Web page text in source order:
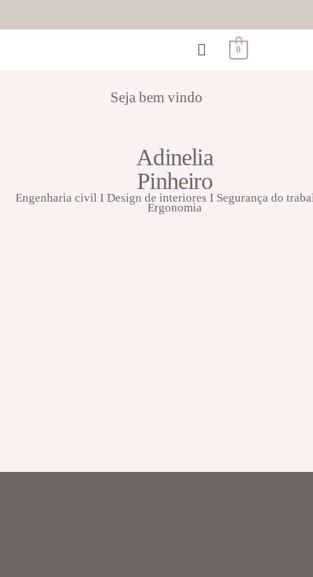
0
Seja bem vindo
Adinelia
Pinheiro
Engenharia civil I Design de interiores I Segurança do
Ergonomia